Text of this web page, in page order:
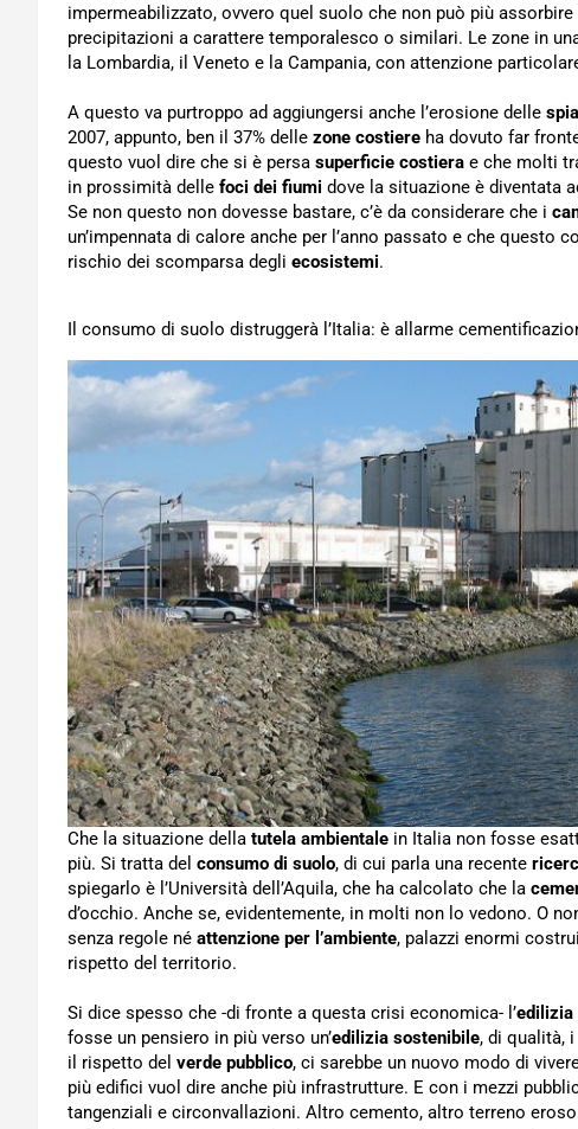
impermeabilizzato, ovvero quel suolo che non può più
precipitazioni a carattere temporalesco o similari. Le zone in
la Lombardia, il Veneto e la Campania, con attenzione
A questo va purtroppo ad aggiungersi anche l’erosione delle
2007, appunto, ben il 37% delle zone costiere ha dovuto far
questo vuol dire che si è persa superficie costiera e che molti
in prossimità delle foci dei fiumi dove la situazione è diventata
Se non questo non dovesse bastare, c’è da considerare che i
un’impennata di calore anche per l’anno passato e che questo
rischio dei scomparsa degli ecosistemi.
Il consumo di suolo distruggerà l’Italia: è allarme
Che la situazione della tutela ambientale in Italia non fosse
più. Si tratta del consumo di suolo, di cui parla una recente
spiegarlo è l’Università dell’Aquila, che ha calcolato che la
d’occhio. Anche se, evidentemente, in molti non lo vedono. O
senza regole né attenzione per l’ambiente, palazzi enormi
rispetto del territorio.
Si dice spesso che -di fronte a questa crisi economica- l’edilizia
fosse un pensiero in più verso un’edilizia sostenibile, di qualità,
il rispetto del verde pubblico, ci sarebbe un nuovo modo di
più edifici vuol dire anche più infrastrutture. E con i mezzi
tangenziali e circonvallazioni. Altro cemento, altro terreno